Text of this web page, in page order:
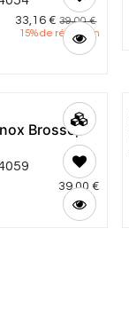
33,16 € 39,00€
15% de réduction
Brosse,
39,00 €